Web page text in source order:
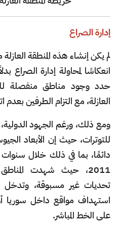
إدارة الصراع
لم يكن إنشاء هذه المنطقة
انعكاسًا لمحاولة إدارة الصراع
حدد وجود مناطق منفصلة
العازلة، مع التزام الطرفين
ومع ذلك، ورغم الجهود
للتوترات، حيث إن الأبعاد
دائمًا، بما في ذلك خلال
2011، حيث شهدت المناطق
تحديات غير مسبوقة، وتدخل
استهداف مواقع داخل سوريا
على الخط المباشر.